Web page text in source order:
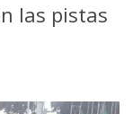
las pistas